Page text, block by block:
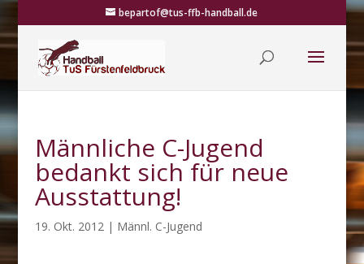
bepartof@tus-ffb-handball.de
Männliche C-Jugend
bedankt sich für neue
Ausstattung!
19. Okt. 2012| Männl. C-Jugend